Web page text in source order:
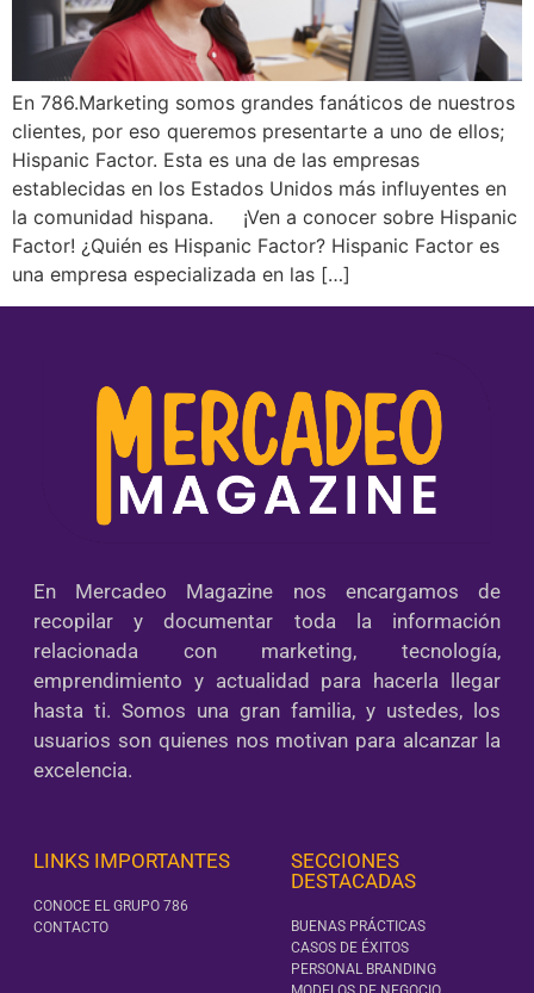
En 786.Marketing somos grandes fanáticos de nuestros
clientes, por eso queremos presentarte a uno de ellos;
Hispanic Factor. Esta es una de las empresas
establecidas en los Estados Unidos más influyentes en
la comunidad hispana. ¡Ven a conocer sobre Hispanic
Factor! ¿Quién es Hispanic Factor? Hispanic Factor es
una empresa especializada en las […]
En Mercadeo Magazine nos encargamos de
recopilar y documentar toda la información
relacionada con marketing, tecnología,
emprendimiento y actualidad para hacerla llegar
hasta ti. Somos una gran familia, y ustedes, los
usuarios son quienes nos motivan para alcanzar la
excelencia.
LINKS IMPORTANTES
CONOCE EL GRUPO 786
CONTACTO
SECCIONES
DESTACADAS
BUENAS PRÁCTICAS
CASOS DE ÉXITOS
PERSONAL BRANDING